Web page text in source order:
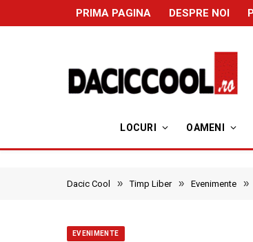
PRIMA PAGINA DESPRE NOI
LOCURI OAMENI
Dacic Cool » Timp Liber » Evenimente »
EVENIMENTE